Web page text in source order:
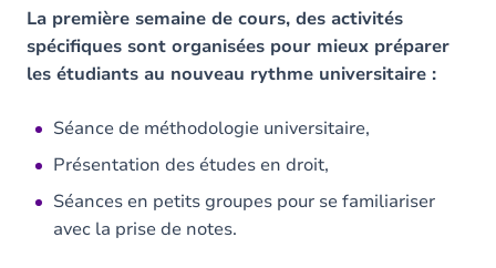
La première semaine de cours, des activités
spécifiques sont organisées pour mieux préparer
les étudiants au nouveau rythme universitaire :
Séance de méthodologie universitaire,
Présentation des études en droit,
Séances en petits groupes pour se familiariser
avec la prise de notes.